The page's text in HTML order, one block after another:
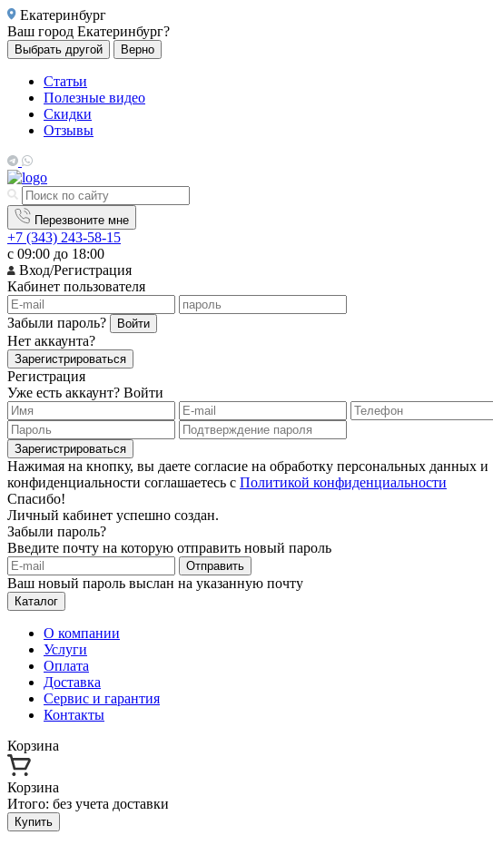
Екатеринбург
Ваш город Екатеринбург?
Выбрать другой Верно
Статьи
Полезные видео
Скидки
Отзывы
Перезвоните мне
+7 (343) 243-58-15
с 09:00 до 18:00
Вход/Регистрация
Кабинет пользователя
Забыли пароль? Войти
Нет аккаунта?
Зарегистрироваться
Регистрация
Уже есть аккаунт? Войти
Зарегистрироваться
Нажимая на кнопку, вы даете согласие на обработку персональных данных и
конфиденциальности соглашаетесь с Политикой конфиденциальности
Спасибо!
Личный кабинет успешно создан.
Забыли пароль?
Введите почту на которую отправить новый пароль
Отправить
Ваш новый пароль выслан на указанную почту
Каталог
О компании
Услуги
Оплата
Доставка
Сервис и гарантия
Контакты
Корзина
Корзина
Итого: без учета доставки
Купить